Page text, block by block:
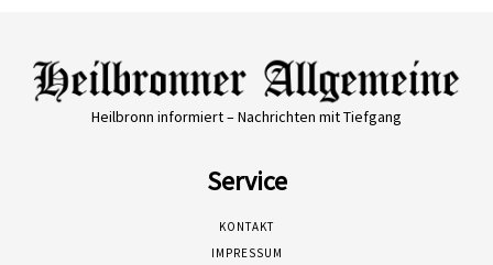
Heilbronn informiert – Nachrichten mit Tiefgang
Service
KONTAKT
IMPRESSUM